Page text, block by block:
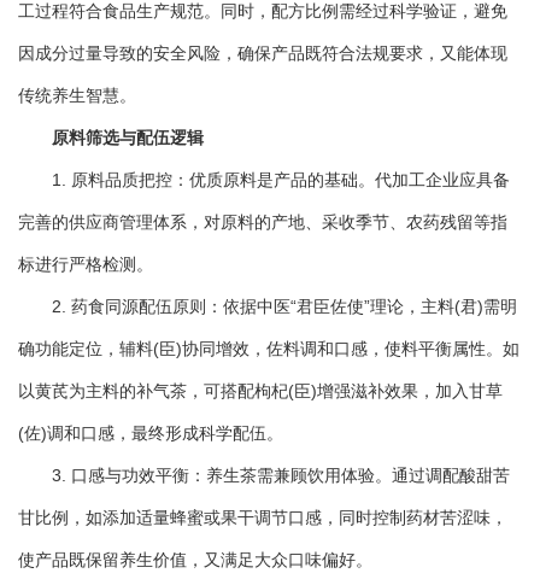
工过程符合食品生产规范。同时，配方比例需经过科学验证，避免
因成分过量导致的安全风险，确保产品既符合法规要求，又能体现
传统养生智慧。
原料筛选与配伍逻辑
1. 原料品质把控：优质原料是产品的基础。代加工企业应具备
完善的供应商管理体系，对原料的产地、采收季节、农药残留等指
标进行严格检测。
2. 药食同源配伍原则：依据中医“君臣佐使”理论，主料(君)需明
确功能定位，辅料(臣)协同增效，佐料调和口感，使料平衡属性。如
以黄芪为主料的补气茶，可搭配枸杞(臣)增强滋补效果，加入甘草
(佐)调和口感，最终形成科学配伍。
3. 口感与功效平衡：养生茶需兼顾饮用体验。通过调配酸甜苦
甘比例，如添加适量蜂蜜或果干调节口感，同时控制药材苦涩味，
使产品既保留养生价值，又满足大众口味偏好。